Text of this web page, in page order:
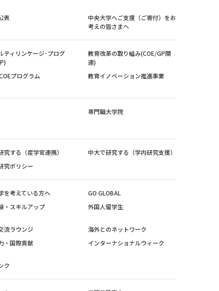
表
中央大学へご支援（ご寄付）をお
考えの皆さまへ
ティリンケージ･プログ
教育改革の取り組み(COE/GP関
連)
プログラム
教育イノベーション推進事業
専門職大学院
究する（産学官連携）
中大で研究する（学内研究支援）
究ポリシー
を考えている方へ
GO GLOBAL
・スキルアップ
外国人留学生
流ラウンジ
海外とのネットワーク
・国際貢献
インターナショナルウィーク
ク